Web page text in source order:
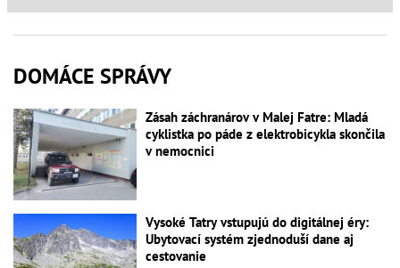
DOMÁCE SPRÁVY
Zásah záchranárov v Malej Fatre: Mladá
cyklistka po páde z elektrobicykla skončila
v nemocnici
Vysoké Tatry vstupujú do digitálnej éry:
Ubytovací systém zjednoduší dane aj
cestovanie